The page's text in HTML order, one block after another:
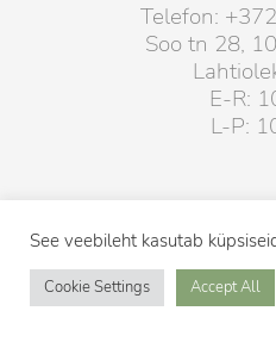
Telefon:
Soo tn 28,
E-R:
L-P:
See veebileht kasutab
Cookie Settings Accept All